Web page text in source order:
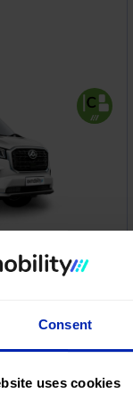
Consent
uses cookies
508€ / MES
IVA no incluido